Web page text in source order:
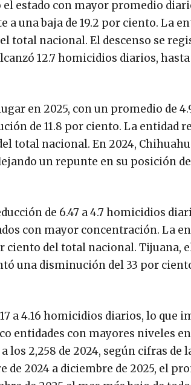
estado con mayor promedio
una baja de 19.2 por ciento. La
total nacional. El descenso se
12.7 homicidios diarios,
en 2025, con un promedio de
de 11.8 por ciento. La entidad
total nacional. En 2024,
un repunte en su posición
de 6.47 a 4.7 homicidios
con mayor concentración. La
ciento del total nacional.
una disminución del 33 por
a 4.16 homicidios diarios, lo
entidades con mayores niveles
los 2,258 de 2024, según cifras de
de 2024 a diciembre de 2025, el